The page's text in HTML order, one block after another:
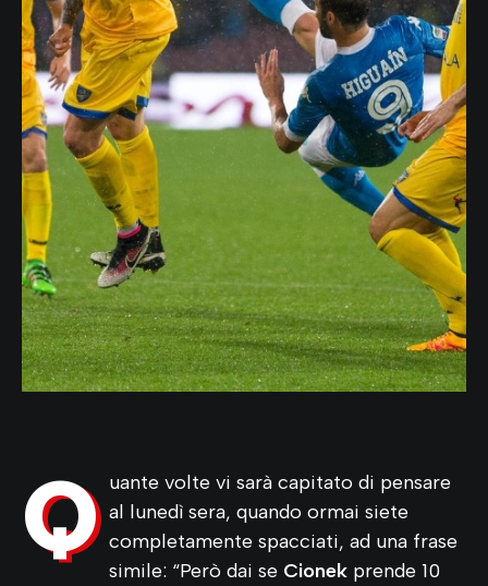
Q uante volte vi sarà capitato di pensare
al lunedì sera, quando ormai siete
completamente spacciati, ad una frase
simile: “Però dai se Cionek prende 10